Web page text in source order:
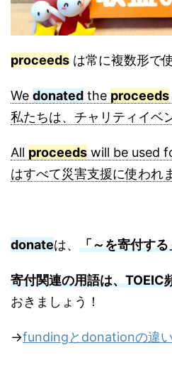
proceeds は常に複数形で
We donated the proceeds
私たちは、チャリティイベ
All proceeds will be used
はすべて災害支援に使われ
donateは、 「～を寄付する
寄付関連の用語は、TOEIC
おきましょう！
→fundingとdonationの違